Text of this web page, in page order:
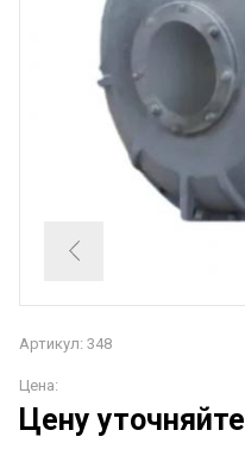
Артикул: 348
Цена:
Цену уточняйте